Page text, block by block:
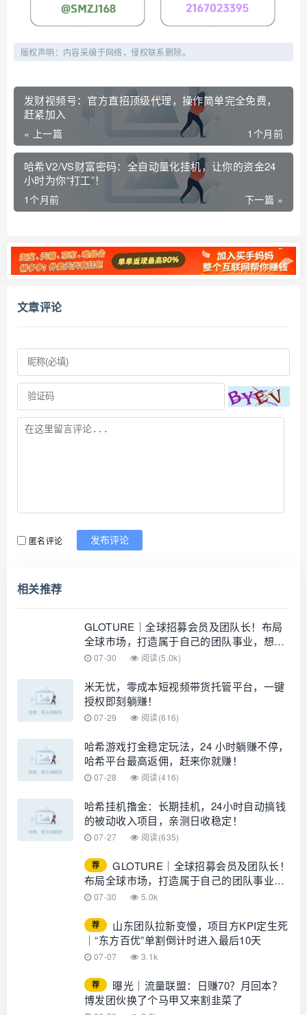
版权声明：内容采编于网络，侵权联系删除。
发财视频号：官方直招顶级代理，操作简单完全免费，
赶紧加入
« 上一篇 1个月前
哈希V2/VS财富密码：全自动量化挂机，让你的资金24
小时为你“打工”！
下一篇 »
1个月前
文章评论
匿名评论 发布评论
相关推荐
GLOTURE｜全球招募会员及团队长！布局
全球市场，打造属于自己的团队事业，想增
加收入？想打造团队？加入 GLOTURE！
07-30 阅读(5.0k)
米无忧，零成本短视频带货托管平台，一键
授权即刻躺赚！
07-29 阅读(616)
哈希游戏打金稳定玩法，24 小时躺赚不停，
哈希平台最高返佣，赶来你就赚！
07-28 阅读(416)
哈希挂机撸金：长期挂机，24小时自动搞钱
的被动收入项目，亲测日收稳定！
07-27 阅读(635)
荐
GLOTURE｜全球招募会员及团队长！
布局全球市场，打造属于自己的团队事业，
想增加收入？想打造团队？加入
07-30 5.0k
荐
山东团队拉新变慢，项目方KPI定生死
｜“东方百优”单割倒计时进入最后10天
07-07 3.1k
荐
曝光｜流量联盟：日赚70？月回本？
博发团伙换了个马甲又来割韭菜了